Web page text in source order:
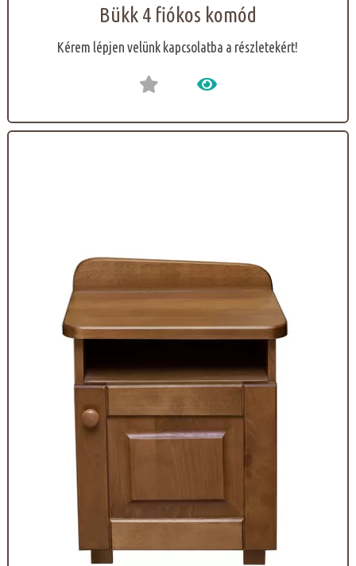
Bükk 4 fiókos komód
Kérem lépjen velünk kapcsolatba a részletekért!